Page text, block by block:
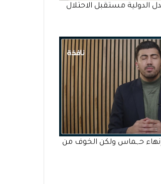
مستقبل الاحتلال
حـ,ـماس ولكن الخوف من